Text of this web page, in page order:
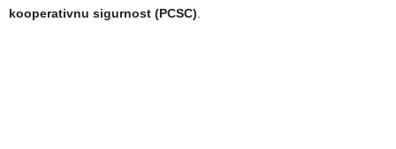
kooperativnu sigurnost (PCSC)